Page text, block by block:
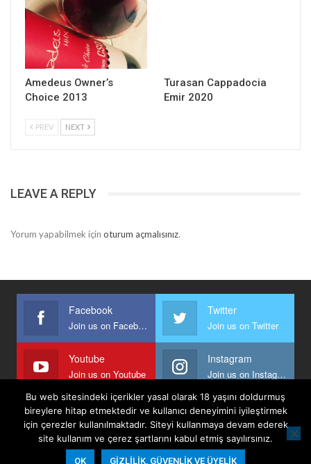
Amedeus Owner’s
Choice 2013
Turasan Cappadocia
Emir 2020
PREV NEXT
LEAVE A REPLY
Yorum yapabilmek için oturum açmalısınız.
Facebook
Join us on Facebook
Twitter
Join us on Twitter
Youtube
Join us on Youtube
Instagram
Join us on Instagram
Anasayfa Keyfi Yazanlar İletişim
Şartlar Ve Koşullar
Gizlilik, Güvenlik Ve Üyelik Politikası
Bu web sitesindeki içerikler yasal olarak 18 yaşını doldurmuş
bireylere hitap etmektedir ve kullanıcı deneyimini iyileştirmek
için çerezler kullanılmaktadır. Siteyi kullanmaya devam ederek
site kullanım ve çerez şartlarını kabul etmiş sayılırsınız.
OK GIZLILIK, GÜVENLIK VE ÜYELIK